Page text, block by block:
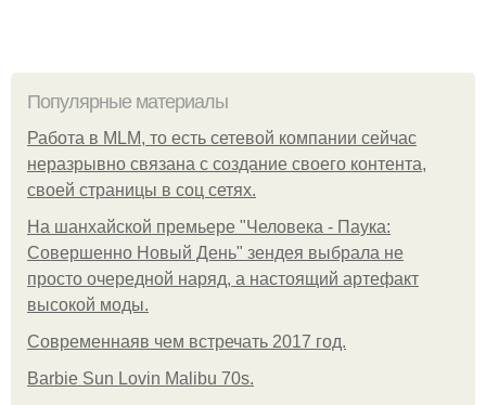
Популярные материалы
Работа в MLM, то есть сетевой компании сейчас
неразрывно связана с создание своего контента,
своей страницы в соц сетях.
На шанхайской премьере "Человека - Паука:
Совершенно Новый День" зендея выбрала не
просто очередной наряд, а настоящий артефакт
высокой моды.
Современнаяв чем встречать 2017 год.
Barbie Sun Lovin Malibu 70s.